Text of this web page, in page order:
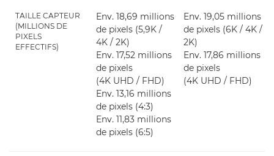
TAILLE CAPTEUR
(MILLIONS DE
PIXELS
EFFECTIFS)
Env. 18,69 millions
de pixels (5,9K /
4K / 2K)
Env. 17,52 millions
de pixels
(4K UHD / FHD)
Env. 13,16 millions
de pixels (4:3)
Env. 11,83 millions
de pixels (6:5)
Env. 19,05 millions
de pixels (6K / 4K /
2K)
Env. 17,86 millions
de pixels
(4K UHD / FHD)